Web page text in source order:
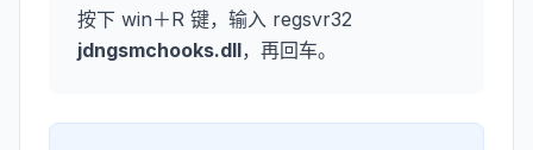
按下 win＋R 键，输入 regsvr32
jdngsmchooks.dll，再回车。